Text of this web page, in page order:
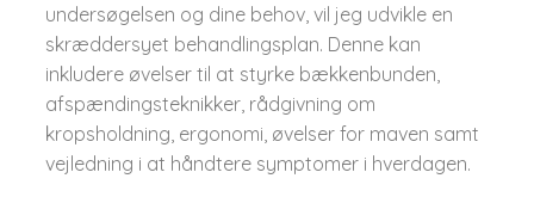
undersøgelsen og dine behov, vil jeg udvikle en
skræddersyet behandlingsplan. Denne kan
inkludere øvelser til at styrke bækkenbunden,
afspændingsteknikker, rådgivning om
kropsholdning, ergonomi, øvelser for maven samt
vejledning i at håndtere symptomer i hverdagen.